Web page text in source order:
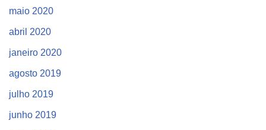
maio 2020
abril 2020
janeiro 2020
agosto 2019
julho 2019
junho 2019